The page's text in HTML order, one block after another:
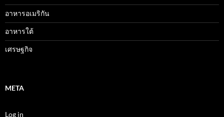
อาหารอเมริกัน
อาหารใต้
เศรษฐกิจ
META
Log in